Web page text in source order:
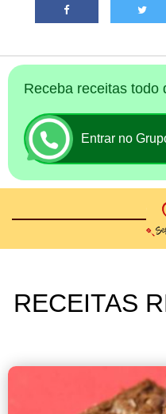
Receba receitas todo
Entrar no
RECEITAS